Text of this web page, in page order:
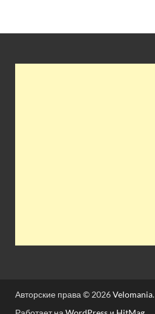
Авторские права © 2026Velomania.